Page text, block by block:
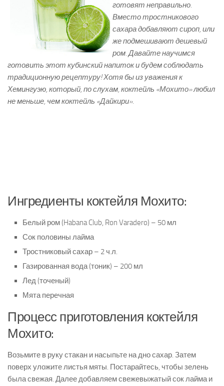
готовят неправильно.
Вместо тростникового
сахара добавляют сироп, или
же подмешивают дешевый
ром. Давайте научимся
готовить этот кубинский напиток и будем соблюдать
традиционную рецептуру! Хотя бы из уважения к
Хемингуэю, который, по слухам, коктейль «Мохито» любил
не меньше, чем коктейль «Дайкири».
Ингредиенты коктейля Мохито:
Белый ром (Habana Club, Ron Varadero) – 50 мл
Сок половины лайма
Тростниковый сахар – 2 ч.л.
Газированная вода (тоник) – 200 мл
Лед (точеный)
Мята перечная
Процесс приготовления коктейля
Мохито:
Возьмите в руку стакан и насыпьте на дно сахар. Затем
поверх уложите листья мяты. Постарайтесь, чтобы зелень
была свежая. Далее добавляем свежевыжатый сок лайма и